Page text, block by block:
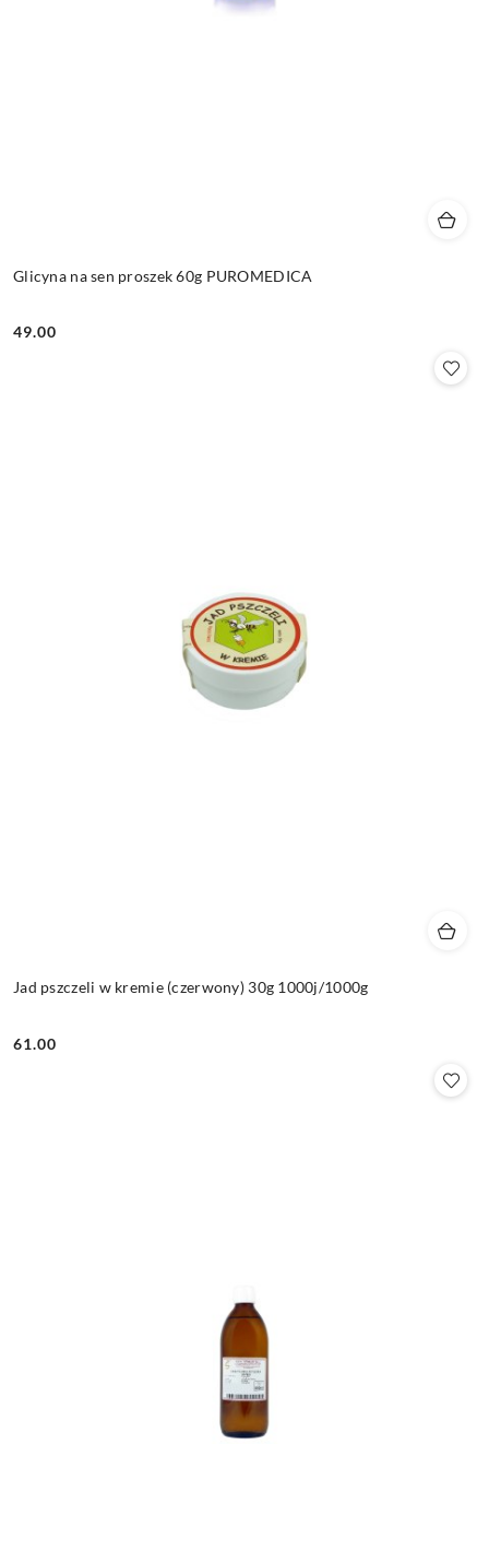
Glicyna na sen proszek 60g PUROMEDICA
Cena:
49.00
Jad pszczeli w kremie (czerwony) 30g 1000j/1000g
Cena:
61.00